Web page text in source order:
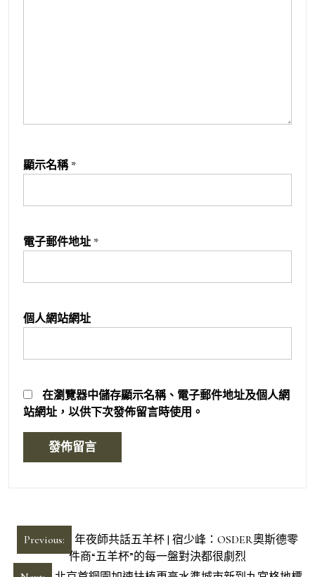
顯示名稱 *
電子郵件地址 *
個人網站網址
在瀏覽器中儲存顯示名稱、電子郵件地址及個人網
站網址，以供下次發佈留言時使用。
文
章
Previous:
年夜師共話五羊杯 | 宿少峰：OSDER奧斯德零
件商“五羊杯”的每一盤對決都很劇烈